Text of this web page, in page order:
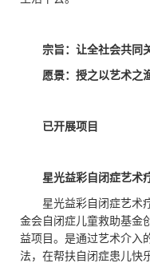
宗旨：让全社会共同
愿景：授之以艺术之
已开展项目
星光益彩自闭症艺术
星光益彩自闭症艺术
金会自闭症儿童救助基金
益项目。是通过艺术介入
法，在帮扶自闭症患儿快